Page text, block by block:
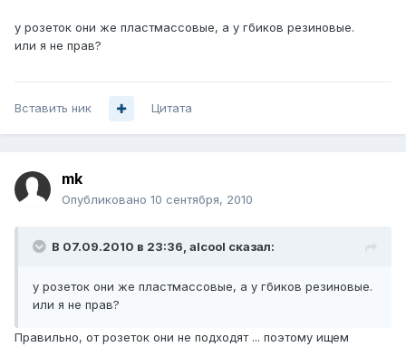
у розеток они же пластмассовые, а у гбиков резиновые.
или я не прав?
Вставить ник Цитата
mk
Опубликовано 10 сентября, 2010
В 07.09.2010 в 23:36, alcool сказал:
у розеток они же пластмассовые, а у гбиков резиновые.
или я не прав?
Правильно, от розеток они не подходят ... поэтому ищем